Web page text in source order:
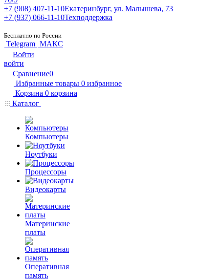
+7 (908) 407-11-10Екатеринбург, ул. Малышева, 73
+7 (937) 066-11-10Техподдержка
Бесплатно по России
Telegram МАКС
Войти
войти
Сравнение0
Избранные товары 0 избранное
Корзина 0 корзина
Каталог
Компьютеры
Ноутбуки
Процессоры
Видеокарты
Материнские
платы
Оперативная
память